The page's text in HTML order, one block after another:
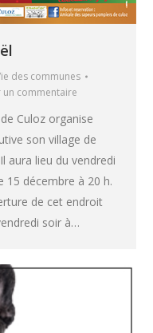
des communes
un commentaire
Culoz organise
son village de
aura lieu du vendredi
15 décembre à 20 h.
de cet endroit
soir à…